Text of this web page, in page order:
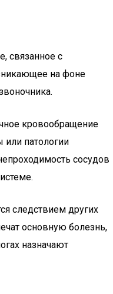
связанное с
на фоне
кровообращение
патологии
сосудов
следствием других
основную болезнь,
назначают